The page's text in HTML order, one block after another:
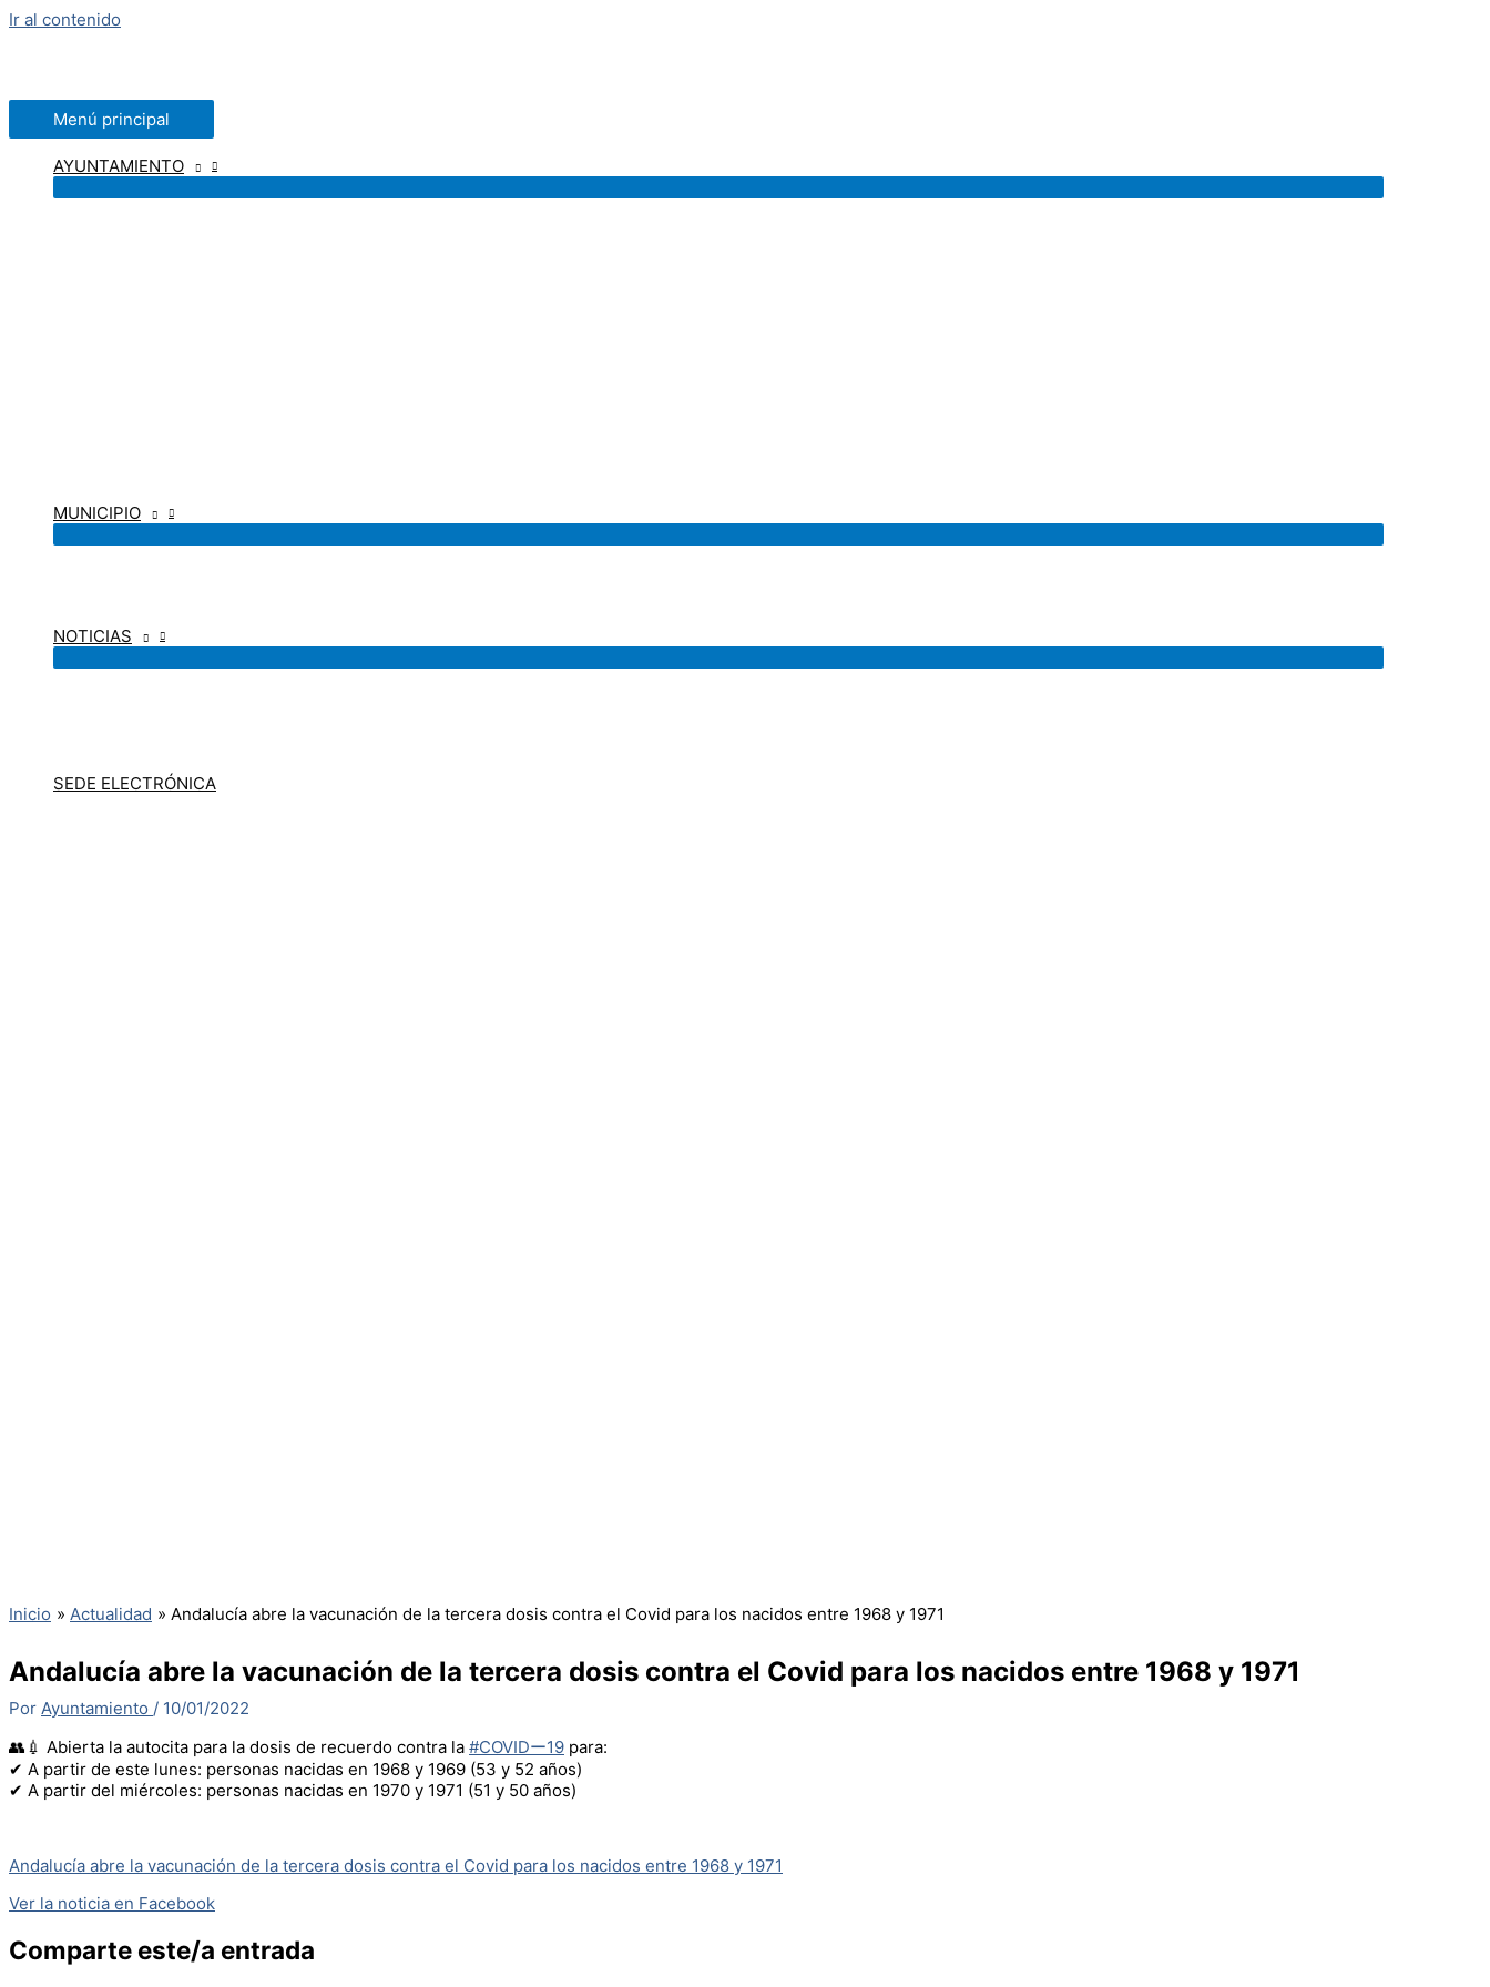
Ir al contenido
Menú principal
AYUNTAMIENTO
MUNICIPIO
NOTICIAS
SEDE ELECTRÓNICA
Inicio Actualidad Andalucía abre la vacunación de la tercera dosis contra el Covid para los nacidos entre 1968 y 1971
Andalucía abre la vacunación de la tercera dosis contra el Covid para los nacidos entre 1968 y 1971
Por Ayuntamiento / 10/01/2022
👥💉 Abierta la autocita para la dosis de recuerdo contra la #COVIDー19 para:
✔ A partir de este lunes: personas nacidas en 1968 y 1969 (53 y 52 años)
✔ A partir del miércoles: personas nacidas en 1970 y 1971 (51 y 50 años)
Andalucía abre la vacunación de la tercera dosis contra el Covid para los nacidos entre 1968 y 1971
Ver la noticia en Facebook
Comparte este/a entrada